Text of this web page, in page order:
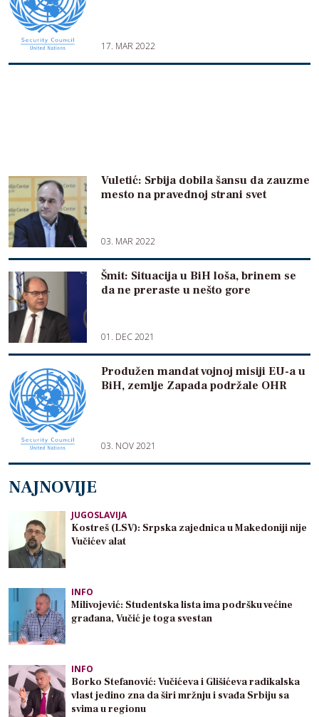
17. MAR 2022
Vuletić: Srbija dobila šansu da zauzme
mesto na pravednoj strani svet
03. MAR 2022
Šmit: Situacija u BiH loša, brinem se
da ne preraste u nešto gore
01. DEC 2021
Produžen mandat vojnoj misiji EU-a u
BiH, zemlje Zapada podržale OHR
03. NOV 2021
NAJNOVIJE
JUGOSLAVIJA
Kostreš (LSV): Srpska zajednica u Makedoniji nije
Vučićev alat
INFO
Milivojević: Studentska lista ima podršku većine
građana, Vučić je toga svestan
INFO
Borko Stefanović: Vučićeva i Glišićeva radikalska
vlast jedino zna da širi mržnju i svađa Srbiju sa
svima u regionu